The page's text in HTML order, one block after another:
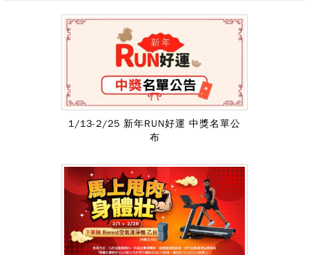
1/13-2/25 新年RUN好運 中獎名單公
布